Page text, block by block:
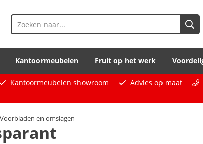
Kantoormeubelen Fruit op het werk
Kantoormeubelen showroom
Advies op maat
Voorbladen en omslagen